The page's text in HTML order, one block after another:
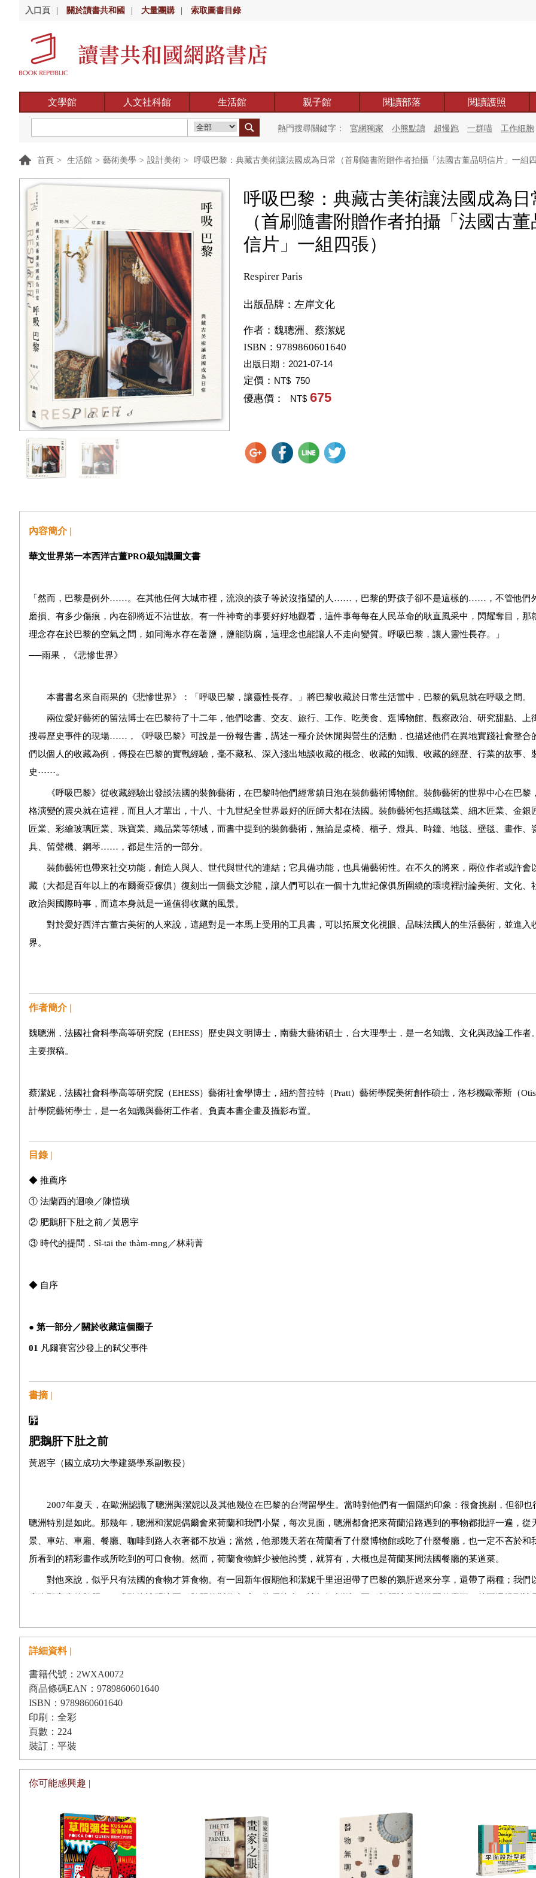
入口頁 關於讀書共和國 大量團購 索取圖書目錄
文學館 人文社科館 生活館 親子館 閱讀部落 閱讀護照
熱門搜尋關鍵字： 官網獨家 小熊點讀 超慢跑 一群喵 工作細胞
首頁 > 生活館 > 藝術美學 > 設計美術 > 呼吸巴黎：典藏古美術讓法國成為日常（首刷隨書附贈作者拍攝「法國古董品明信片」一組四
呼吸巴黎：典藏古美術讓法國成為日
（首刷隨書附贈作者拍攝「法國古董
信片」一組四張）
Respirer Paris
出版品牌：左岸文化
作者： 魏聰洲、蔡潔妮
ISBN：9789860601640
出版日期： 2021-07-14
定價： NT$ 750
優惠價： NT$ 675
內容簡介 |
華文世界第一本西洋古董PRO級知識圖文書
「 然而，巴黎是例外……。在其他任何大城市裡，流浪的孩子等於沒指望的人……，巴黎的野孩子卻不是這樣的……，不管他們
磨損、有多少傷痕，內在卻將近不沾世故。有一件神奇的事要好好地觀看，這件事每每在人民革命的耿直風采中，閃耀奪目，那
理念存在於巴黎的空氣之間，如同海水存在著鹽，鹽能防腐，這理念也能讓人不走向變質。呼吸巴黎，讓人靈性長存。
」
──雨果，《悲慘世界》
本書書名來自雨果的《悲慘世界》：「呼吸巴黎，讓靈性長存。」將巴黎收藏於日常生活當中，巴黎的氣息就在呼吸之間。
兩位愛好藝術的留法博士在巴黎待了十二年，他們唸書、交友、旅行、工作、吃美食、逛博物館、觀察政治、研究甜點、上
搜尋歷史事件的現場……，
《呼吸巴黎》 可說是一份報告書，講述一種介於休閒與營生的活動，也描述他們在異地實踐社會整合
們以個人的收藏為例，傳授在巴黎的實戰經驗，毫不藏私
深入淺出地談收藏的概念、收藏的知識、收藏的經歷、行業的故事、
史⋯⋯。
《呼吸巴黎》 從收藏經驗出發談法國的裝飾藝術， 在巴黎時他們經常鎮日泡在裝飾藝術博物館。裝飾藝術的世界中心在巴黎
格演變的震央就在這裡，而且人才輩出，十八
十九世紀全世界最好的匠師大都在法國。裝飾藝術包括織毯業、細木匠業、金銀
匠業、彩繪玻璃匠業、珠寶業、織品業等領域，而書中提到的裝飾藝術，無論是桌椅、櫃子、燈具、時鐘、地毯、壁毯、畫作、
具、留聲機、鋼琴……，都是生活的一部分。
裝飾藝術也帶來社交功能，創造人與人、世代與世代的連結；它具備功能，也具備藝術性。在不久的將來，兩位作者或許會
藏（大都是百年以上的布爾喬亞傢俱）復刻出一個藝文沙龍，讓人們可以在一個十九世紀傢俱所圍繞的環境裡討論美術、文化、
政治與國際時事，而這本身就是一道值得收藏的風景。
對於愛好西洋古董古美術的人來說，這絕對是一本馬上受用的工具書，可以拓展文化視眼、 品味法國人的生活藝術，並進入
界。
作者簡介 |
魏聰洲，法國社會科學高等研究院（EHESS）歷史與文明博士，南藝大藝術碩士，台大理學士，是一名知識、文化與政論工作者
主要撰稿。
蔡潔妮，法國社會科學高等研究院（EHESS）藝術社會學博士，紐約普拉特（Pratt）藝術學院美術創作碩士，洛杉機歐蒂斯（
計學院藝術學士，是一名知識與藝術工作者。負責本書企畫及攝影布置。
目錄 |
◆ 推薦序
① 法蘭西的迴喚／陳愷璜
② 肥鵝肝下肚之前／黃恩宇
③ 時代的提問．Sî-tāi the thàm-mng／林莉菁
◆ 自序
● 第一部分／關於收藏這個圈子
01 凡爾賽宮沙發上的弒父事件
☆Tip Box：會在法國古董店與拍賣場買到假貨嗎？
☆Tip Box：1936年的台灣客廳
06收藏是一條比自己生命更長的路
有著年代光澤的老傢俱
09來自封邑城堡的寫字檯
☆Tip Box：拉開抽屜找燕尾
10 有一種貴氣要靠地毯與壁毯
11版畫，庶民嘲諷美學的載具
12巴黎是場流動的饗宴
☆Tip Box：迷戀老水晶
☆Tip Box：清潔老銀器的注意事項
用一百年盛裝今晚的大餐
☆Tip Box：產地就是風格
書摘 |
序
肥鵝肝下肚之前
黃恩宇（國立成功大學建築學系副教授）
2007年夏天，在歐洲認識了聰洲與潔妮以及其他幾位在巴黎的台灣留學生。當時對他們有一個隱約印象：很會挑剔，但卻也
聰洲特別是如此。那幾年，聰洲和潔妮偶爾會來荷蘭和我們小聚，每次見面，聰洲都會把來荷蘭沿路遇到的事物都批評一遍，從
景、車站、車廂、餐廳、咖啡到路人衣著都不放過；當然，他那幾天若在荷蘭看了什麼博物館或吃了什麼餐廳，也一定不吝於和
所看到的精彩畫作或所吃到的可口食物。然而，荷蘭食物鮮少被他誇獎，就算有，大概也是荷蘭某間法國餐廳的某道菜。
對他來說，似乎只有法國的食物才算食物。有一回新年假期他和潔妮千里迢迢帶了巴黎的鵝肝過來分享，還帶了兩種；我們
切鵝肝。聽了之後，對於我們這些在荷蘭用筷子吃義大利麵的人來說，只覺得將兩種吃起來差不多的鵝肝吞進肚內是一種褻瀆。
聰洲請我寫《呼吸巴黎：典藏古美術讓法國成為日常》的推薦文，一來深感榮幸，二來則頗有壓力。壓力的來源，在於不知
否跟得上他的書寫；食物已如此，何況古美術，而且是與十九世紀布爾喬亞強烈連結的古美術。雖然自己在藝術史系讀博士，但
史；就算曾稍微接觸美術史，也非本書提到的裝飾藝術（arts décoratifs）。
或許因自己所受的建築教育，打從內心敬佩Le Corbusier、Gropius、Mies等現代建築運動大師，致力擺脫十九世紀布爾喬亞的
將二十世紀的建築帶向呼應時代的方向；也因過去接觸的建築設計，總是將空間與形式視為建築舞台的主角；至於屋內的桌椅、
毯、壁紙、花瓶、藝品等等，總將它們視為舞台配角，而配角應低調，不應壓過主角；就連考慮照明，在意的多是光與空間的關
自己後來從事建築史研究與教學，時常告訴自己與告訴學生，建築的價值與意義，往往來自它們與時代、地域、價值體系、
因認為品味往往是個人感官經驗下的膚淺判斷。雖知前述種種皆可能來自我侷限人生的偏見，但始終沒有時間靜下心來翻轉我的
書既談作品與創作者的連結，也談品味的重要性，整個打中我的要害，強迫我面對自己的偏見。
為了寫推薦文，只能硬著頭皮把這本書讀了一遍，我被說服了。於是又換個心態讀了第二遍，我的偏見不僅翻轉，高興的是
詳細資料 |
書籍代號：2WXA0072
商品條碼EAN：9789860601640
ISBN：9789860601640
印刷：全彩
頁數：224
裝訂：平裝
你可能感興趣 |